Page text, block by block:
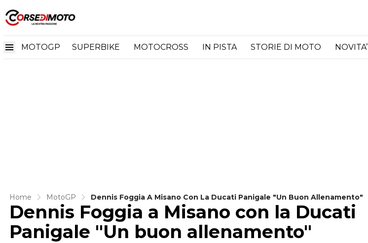
MOTOGP SUPERBIKE MOTOCROSS IN PISTA STORIE DI MOTO NOVITA’
Home MotoGP Dennis Foggia A Misano Con La Ducati Panigale "Un Buon Allenamento"
Dennis Foggia a Misano con la Ducati
Panigale "Un buon allenamento"